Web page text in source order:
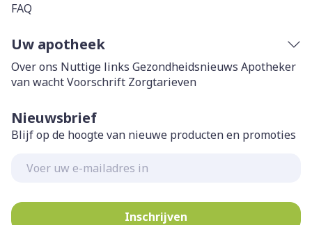
FAQ
Uw apotheek
Over ons Nuttige links Gezondheidsnieuws Apotheker
van wachtVoorschrift Zorgtarieven
Nieuwsbrief
Blijf op de hoogte van nieuwe producten en promoties
Inschrijven